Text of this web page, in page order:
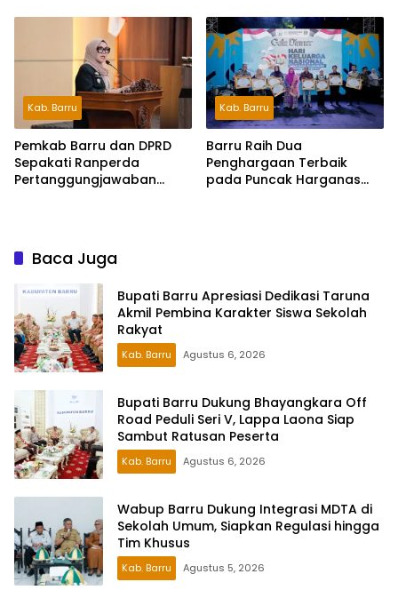
Depan Generasi
Kab. Barru
Pemkab Barru dan DPRD
Sepakati Ranperda
Pertanggungjawaban
Kab. Barru
Barru Raih Dua
Penghargaan Terbaik
pada Puncak Harganas
Baca Juga
Bupati Barru Apresiasi Dedikasi Taruna
Akmil Pembina Karakter Siswa Sekolah
Rakyat
Kab. Barru Agustus 6, 2026
Bupati Barru Dukung Bhayangkara Off
Road Peduli Seri V, Lappa Laona Siap
Sambut Ratusan Peserta
Kab. Barru Agustus 6, 2026
Wabup Barru Dukung Integrasi MDTA di
Sekolah Umum, Siapkan Regulasi hingga
Tim Khusus
Kab. Barru Agustus 5, 2026